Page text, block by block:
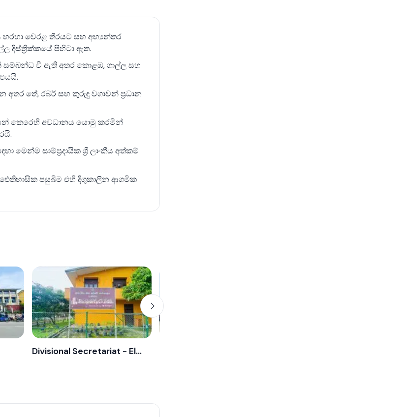
ආකර්ශනය හා නවීන පහසුකම්වල
සහ එහි වේගවත් සංවර්ධනය,
බවට පත් කරයි.
අවස්ථා සමඟ නාගරික පහසුව සහ
යටිතල පහසුකම් වැඩිදියුණු කිරීම සහ
උත්සාහයන්, එහි ආකර්ෂණය වැඩි
එකසේ ආකර්ෂණීය ගමනාන්තයක් බවට
හරහා වෙරළ තීරයට සහ අභ්‍යන්තර
දිස්ත්‍රික්කයේ පිහිටා ඇත.
සම්බන්ධ වී ඇති අතර කොළඹ, ගාල්ල සහ
තේ, රබර් සහ කුරුඳු වගාවන් ප්‍රධාන
කෙරෙහි අවධානය යොමු කරමින්
සාම්ප්‍රදායික ශ්‍රී ලාංකීය අත්කම්
පසුබිම එහි දිගුකාලීන ආගමික
Divisional Secretariat - Elpitiya